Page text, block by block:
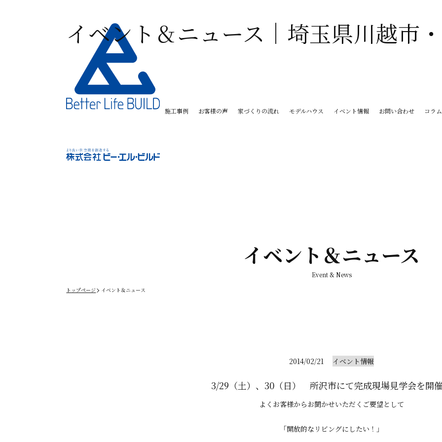
イベント＆ニュース｜ 埼玉県川越市・さいたま市の注文住宅は一
施工事例 お客様の声 家づくりの流れ モデルハウス イベント情報 お問い合わせ コラム
イベント＆ニュース
Event & News
トップページ イベント＆ニュース
2014/02/21 イベント情報
3/29（土）、30（日） 所沢市にて完成現場見学会を開催
よくお客様からお聞かせいただくご要望として
「開放的なリビングにしたい！」